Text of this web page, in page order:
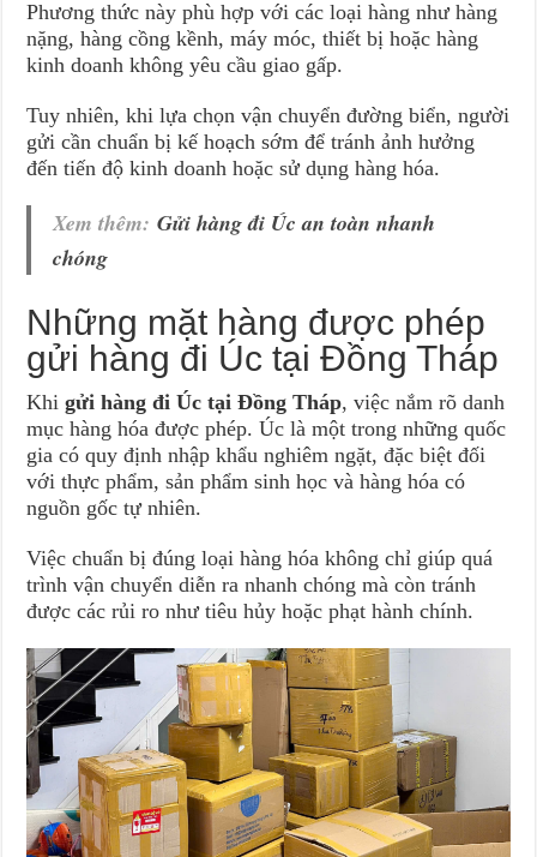
Phương thức này phù hợp với các loại hàng như hàng
nặng, hàng cồng kềnh, máy móc, thiết bị hoặc hàng
kinh doanh không yêu cầu giao gấp.
Tuy nhiên, khi lựa chọn vận chuyển đường biển, người
gửi cần chuẩn bị kế hoạch sớm để tránh ảnh hưởng
đến tiến độ kinh doanh hoặc sử dụng hàng hóa.
Xem thêm:Gửi hàng đi Úc an toàn nhanh
chóng
Những mặt hàng được phép
gửi hàng đi Úc tại Đồng Tháp
Khigửi hàng đi Úc tại Đồng Tháp, việc nắm rõ danh
mục hàng hóa được phép. Úc là một trong những quốc
gia có quy định nhập khẩu nghiêm ngặt, đặc biệt đối
với thực phẩm, sản phẩm sinh học và hàng hóa có
nguồn gốc tự nhiên.
Việc chuẩn bị đúng loại hàng hóa không chỉ giúp quá
trình vận chuyển diễn ra nhanh chóng mà còn tránh
được các rủi ro như tiêu hủy hoặc phạt hành chính.